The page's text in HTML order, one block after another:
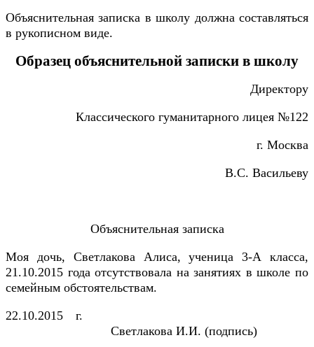
Объяснительная записка в школу должна составляться
в рукописном виде.
Образец объяснительной записки в школу
Директору
Классического гуманитарного лицея №122
г. Москва
В.С. Васильеву
Объяснительная записка
Моя дочь, Светлакова Алиса, ученица 3-А класса,
21.10.2015 года отсутствовала на занятиях в школе по
семейным обстоятельствам.
22.10.2015 г.
Светлакова И.И. (подпись)